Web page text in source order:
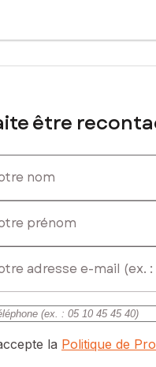
être
nom
prénom
la Politique de